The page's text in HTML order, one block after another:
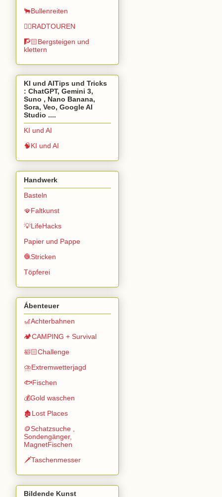
🐂Bullenreiten
🚴‍♂️RADTOUREN
🧗🏻Bergsteigen und
klettern
KI und AITips und Tricks
: ChatGPT, Gemini 3,
Suno , Nano Banana,
Sora, Veo, Google AI
Studio ....
KI und AI
🧠KI und AI
Handwerk
Basteln
🪭Faltkunst
💡LifeHacks
Papier und Pappe
🧶Stricken
Töpferei
Ábenteuer
🎢Achterbahnen
🏕️CAMPING + Survival
🛀🏻Challenge
⛈️Extremwetterjagd
🐟Fischen
💰Gold waschen
🏚️Lost Places
🪙Schatzsuche ,
Sondengänger,
MagnetFischen
🗡️Taschenmesser
Bildende Kunst